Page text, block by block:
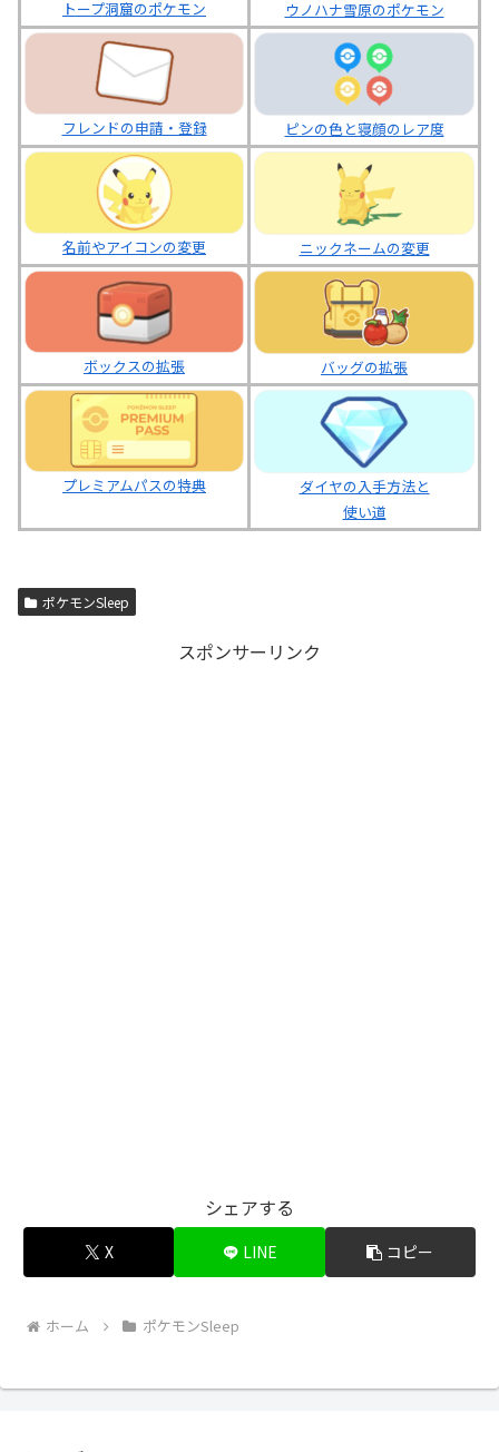
トープ洞窟のポケモン ウノハナ雪原のポケモン
フレンドの申請・登録 ピンの色と寝顔のレア度
名前やアイコンの変更 ニックネームの変更
ボックスの拡張 バッグの拡張
プレミアムパスの特典
ダイヤの入手方法と
使い道
ポケモンSleep
スポンサーリンク
シェアする
X LINE コピー
ホーム ポケモンSleep